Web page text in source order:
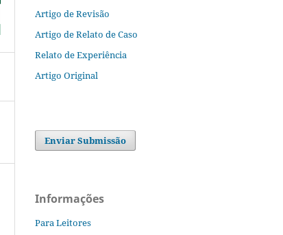
Artigo de Revisão
Artigo de Relato de Caso
Relato de Experiência
Artigo Original
Enviar Submissão
Informações
Para Leitores